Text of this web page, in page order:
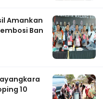
Amankan
Ban
10